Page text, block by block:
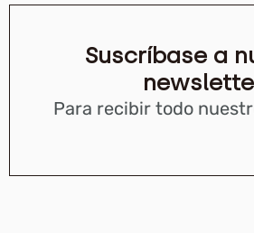
Suscríbase a
Para recibir todo